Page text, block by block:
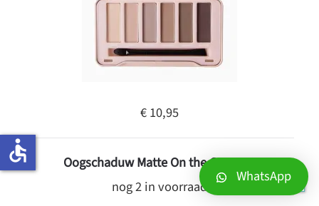
€ 10,95
Oogschaduw Matte On the Go - BYS
nog 2 in voorraad
WhatsApp
accessible